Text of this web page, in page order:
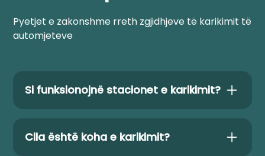
Pyetjet e zakonshme rreth zgjidhjeve të karikimit të
automjeteve
Si funksionojnë stacionet e karikimit?
energjinë elektrike për të ngarkuar
automjetin tuaj elektrik shpejt dhe me
Cila është koha e karikimit?